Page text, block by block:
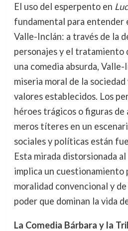
El uso del esperpento en
fundamental para entender
Valle-Inclán: a través de la
personajes y el tratamiento
una comedia absurda,
miseria moral de la
valores establecidos. Los
héroes trágicos o figuras de
meros títeres en un
sociales y políticas están
Esta mirada distorsionada
implica un cuestionamiento
moralidad convencional y
poder que dominan la vida
La Comedia Bárbara y la